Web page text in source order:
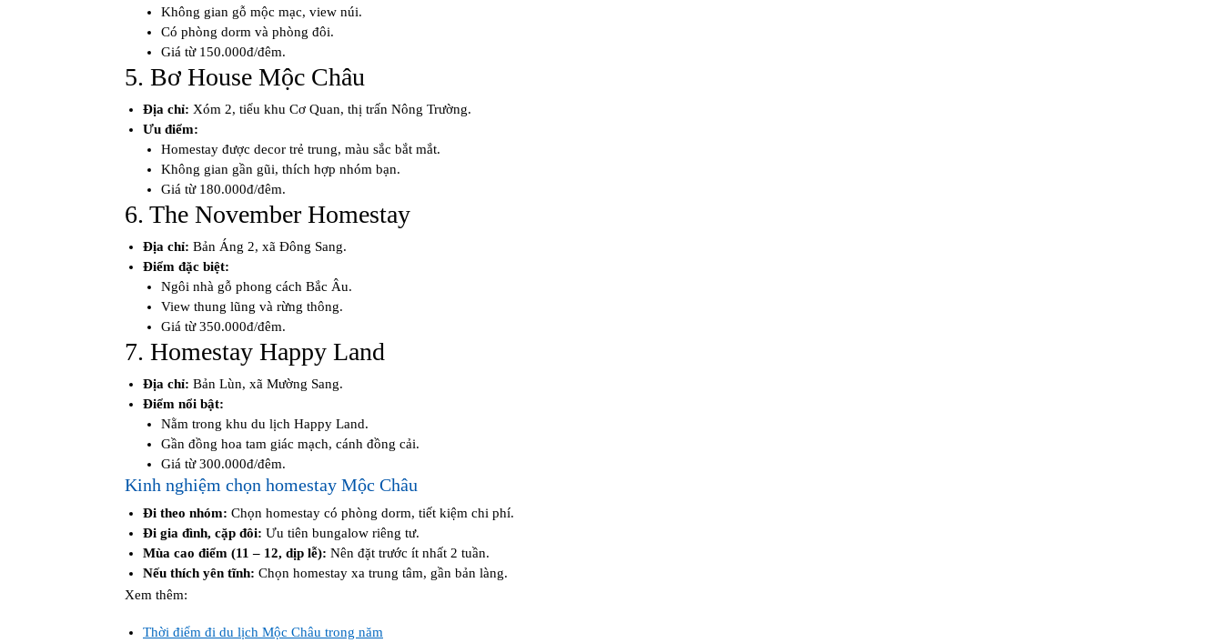
Không gian gỗ mộc mạc, view núi.
Có phòng dorm và phòng đôi.
Giá từ 150.000đ/đêm.
5. Bơ House Mộc Châu
Địa chỉ: Xóm 2, tiểu khu Cơ Quan, thị trấn Nông Trường.
Ưu điểm:
Homestay được decor trẻ trung, màu sắc bắt mắt.
Không gian gần gũi, thích hợp nhóm bạn.
Giá từ 180.000đ/đêm.
6. The November Homestay
Địa chỉ: Bản Áng 2, xã Đông Sang.
Điểm đặc biệt:
Ngôi nhà gỗ phong cách Bắc Âu.
View thung lũng và rừng thông.
Giá từ 350.000đ/đêm.
7. Homestay Happy Land
Địa chỉ: Bản Lùn, xã Mường Sang.
Điểm nổi bật:
Nằm trong khu du lịch Happy Land.
Gần đồng hoa tam giác mạch, cánh đồng cải.
Giá từ 300.000đ/đêm.
Kinh nghiệm chọn homestay Mộc Châu
Đi theo nhóm: Chọn homestay có phòng dorm, tiết kiệm chi phí.
Đi gia đình, cặp đôi: Ưu tiên bungalow riêng tư.
Mùa cao điểm (11 – 12, dịp lễ): Nên đặt trước ít nhất 2 tuần.
Nếu thích yên tĩnh: Chọn homestay xa trung tâm, gần bản làng.
Xem thêm:
Thời điểm đi du lịch Mộc Châu trong năm